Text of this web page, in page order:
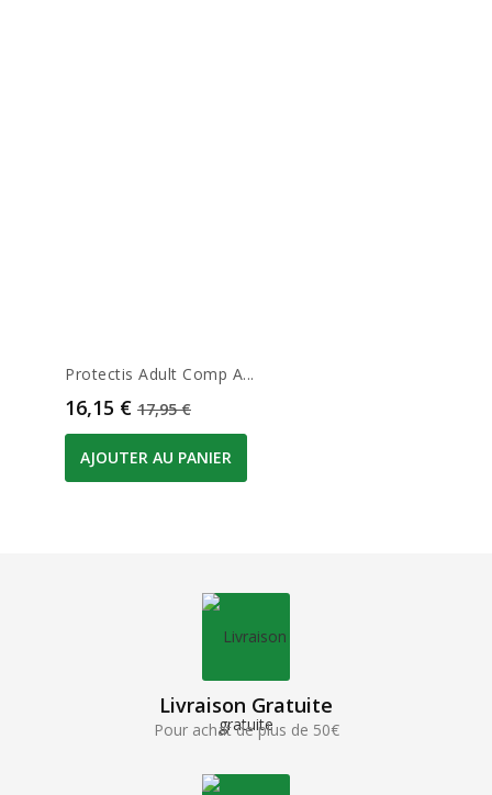
Protectis Adult Comp A...
Prix
16,15 € Prix de base
17,95 €
AJOUTER AU PANIER
Livraison Gratuite
Pour achat de plus de 50€